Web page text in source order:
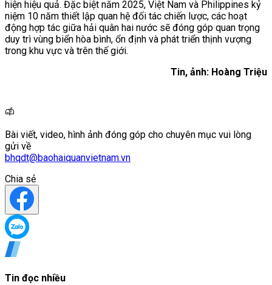
hiện hiệu quả. Đặc biệt năm 2025, Việt Nam và Philippines kỷ
niệm 10 năm thiết lập quan hệ đối tác chiến lược, các hoạt
động hợp tác giữa hải quân hai nước sẽ đóng góp quan trọng
duy trì vùng biển hòa bình, ổn định và phát triển thịnh vượng
trong khu vực và trên thế giới.
Tin, ảnh: Hoàng Triệu
Bài viết, video, hình ảnh đóng góp cho chuyên mục vui lòng
gửi về
bhqdt@baohaiquanvietnam.vn
Chia sẻ
Tin đọc nhiều